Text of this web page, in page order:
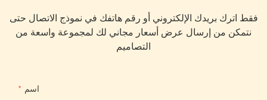
فقط اترك بريدك الإلكتروني أو رقم هاتفك في نموذج الاتصال حتى
نتمكن من إرسال عرض أسعار مجاني لك لمجموعة واسعة من
التصاميم
اسم